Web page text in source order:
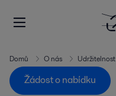
Domů O nás Udržitelnost
Žádost o nabídku